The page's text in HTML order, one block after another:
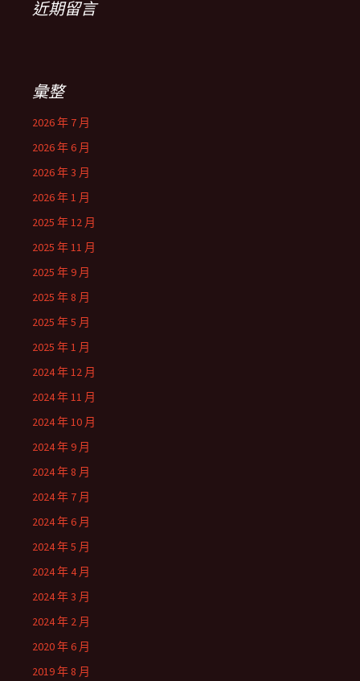
近期留言
彙整
2026 年 7 月
2026 年 6 月
2026 年 3 月
2026 年 1 月
2025 年 12 月
2025 年 11 月
2025 年 9 月
2025 年 8 月
2025 年 5 月
2025 年 1 月
2024 年 12 月
2024 年 11 月
2024 年 10 月
2024 年 9 月
2024 年 8 月
2024 年 7 月
2024 年 6 月
2024 年 5 月
2024 年 4 月
2024 年 3 月
2024 年 2 月
2020 年 6 月
2019 年 8 月